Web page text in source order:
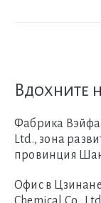
Вдохните
Фабрика
Ltd., зона
провинция
Офис в